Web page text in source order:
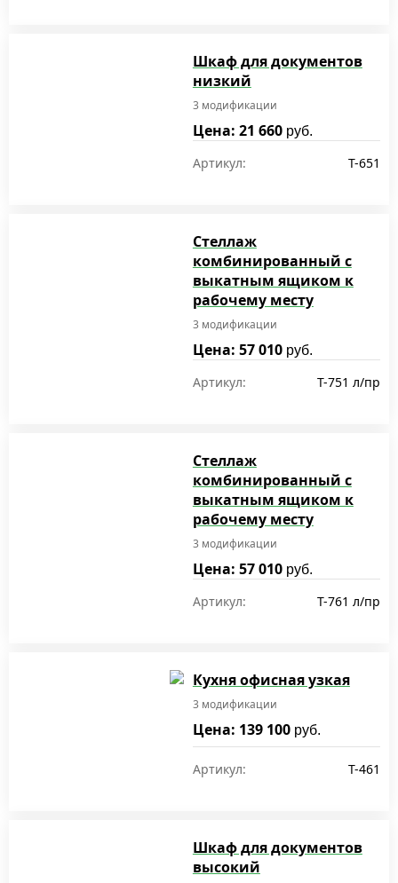
Шкаф для документов
низкий
3 модификации
Цена: 21 660 руб.
Артикул: T-651
Стеллаж
комбинированный с
выкатным ящиком к
рабочему месту
3 модификации
Цена: 57 010 руб.
Артикул: T-751 л/пр
Стеллаж
комбинированный с
выкатным ящиком к
рабочему месту
3 модификации
Цена: 57 010 руб.
Артикул: T-761 л/пр
Кухня офисная узкая
3 модификации
Цена: 139 100 руб.
Артикул: T-461
Шкаф для документов
высокий